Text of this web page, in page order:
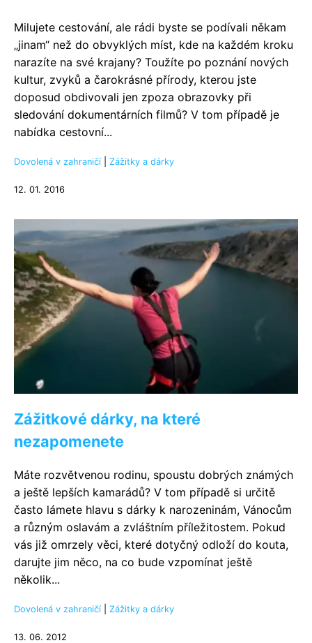
Milujete cestování, ale rádi byste se podívali někam
„jinam“ než do obvyklých míst, kde na každém kroku
narazíte na své krajany? Toužíte po poznání nových
kultur, zvyků a čarokrásné přírody, kterou jste
doposud obdivovali jen zpoza obrazovky při
sledování dokumentárních filmů? V tom případě je
nabídka cestovní...
Dovolená v zahraničí Zážitky a dárky
12. 01. 2016
Zážitkové dárky, na které
nezapomenete
Máte rozvětvenou rodinu, spoustu dobrých známých
a ještě lepších kamarádů? V tom případě si určitě
často lámete hlavu s dárky k narozeninám, Vánocům
a různým oslavám a zvláštním příležitostem. Pokud
vás již omrzely věci, které dotyčný odloží do kouta,
darujte jim něco, na co bude vzpomínat ještě
několik...
Dovolená v zahraničí Zážitky a dárky
13. 06. 2012